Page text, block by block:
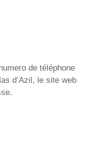
de téléphone
d’Azil, le site web